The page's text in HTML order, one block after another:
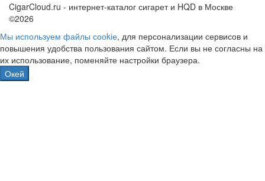
CigarCloud.ru - интернет-каталог сигарет и HQD в Москве
©2026
Мы используем файлы сооkіе, для персонализации сервисов и
повышения удобства пользования сайтом. Если вы не согласны на
их использование, поменяйте настройки браузера.
Окей